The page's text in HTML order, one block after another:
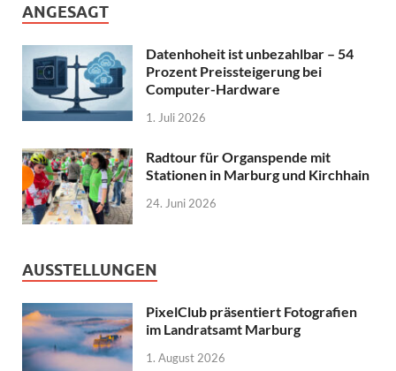
ANGESAGT
Datenhoheit ist unbezahlbar – 54
Prozent Preissteigerung bei
Computer-Hardware
1. Juli 2026
Radtour für Organspende mit
Stationen in Marburg und Kirchhain
24. Juni 2026
AUSSTELLUNGEN
PixelClub präsentiert Fotografien
im Landratsamt Marburg
1. August 2026